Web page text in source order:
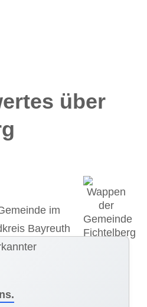
über
im
Bayreuth